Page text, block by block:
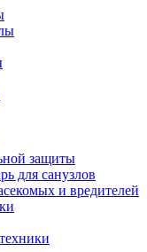
защиты
для санузлов
и вредителей